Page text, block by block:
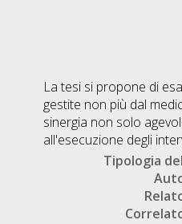
La tesi si propone di
gestite non più dal
sinergia non solo
all'esecuzione degli
Tipologia